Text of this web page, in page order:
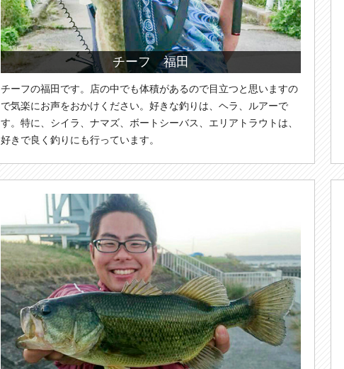
チーフ 福田
チーフの福田です。店の中でも体積があるので目立つと思いますの
で気楽にお声をおかけください。好きな釣りは、ヘラ、ルアーで
す。特に、シイラ、ナマズ、ボートシーバス、エリアトラウトは、
好きで良く釣りにも行っています。